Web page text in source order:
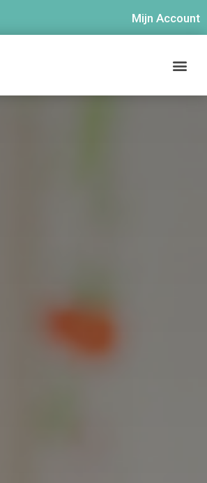
Mijn Account